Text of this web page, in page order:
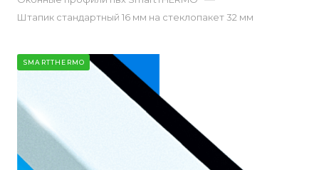
Штапик стандартный 16 мм на стеклопакет 32 мм
SMARTTHERMO